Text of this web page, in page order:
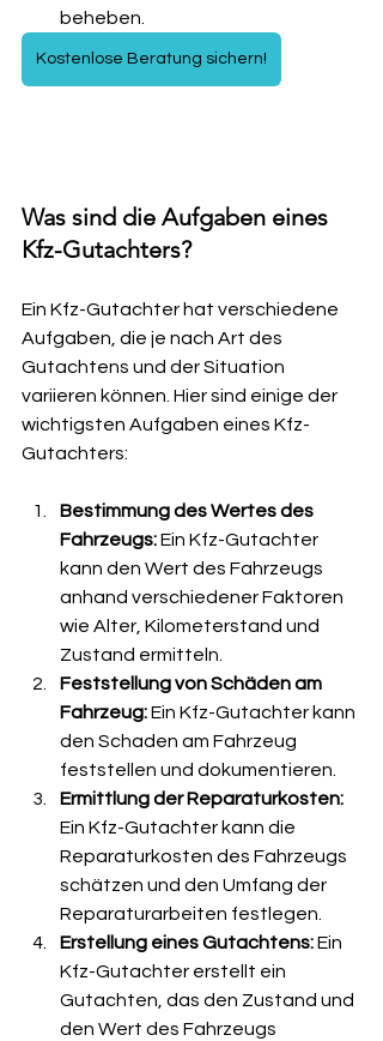
beheben.
Kostenlose Beratung sichern!
Was sind die Aufgaben eines
Kfz-Gutachters?
Ein Kfz-Gutachter hat verschiedene
Aufgaben, die je nach Art des
Gutachtens und der Situation
variieren können. Hier sind einige der
wichtigsten Aufgaben eines Kfz-
Gutachters:
Bestimmung des Wertes des
Fahrzeugs: Ein Kfz-Gutachter
kann den Wert des Fahrzeugs
anhand verschiedener Faktoren
wie Alter, Kilometerstand und
Zustand ermitteln.
Feststellung von Schäden am
Fahrzeug: Ein Kfz-Gutachter kann
den Schaden am Fahrzeug
feststellen und dokumentieren.
Ermittlung der Reparaturkosten:
Ein Kfz-Gutachter kann die
Reparaturkosten des Fahrzeugs
schätzen und den Umfang der
Reparaturarbeiten festlegen.
Erstellung eines Gutachtens: Ein
Kfz-Gutachter erstellt ein
Gutachten, das den Zustand und
den Wert des Fahrzeugs